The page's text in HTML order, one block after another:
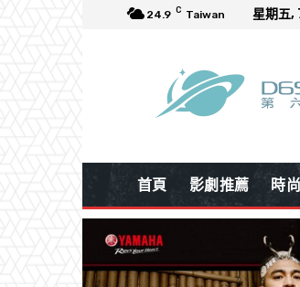
24.9 C Taiwan 星期五,
首頁 影劇推薦 時